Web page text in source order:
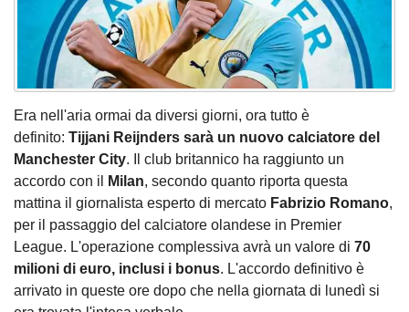
Era nell'aria ormai da diversi giorni, ora tutto è
definito: Tijjani Reijnders sarà un nuovo calciatore del
Manchester City. Il club britannico ha raggiunto un
accordo con il
Milan, secondo quanto riporta questa
mattina il giornalista esperto di mercato Fabrizio Romano,
per il passaggio del calciatore olandese in Premier
League. L'operazione complessiva avrà un valore di 70
milioni di euro, inclusi i bonus. L'accordo definitivo è
arrivato in queste ore dopo che nella giornata di lunedì si